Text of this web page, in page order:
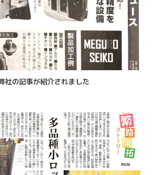
社の記事が紹介されました